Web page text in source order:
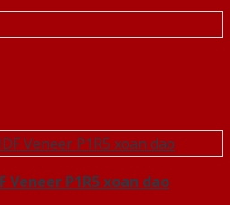
Veneer P1R5 xoan dao